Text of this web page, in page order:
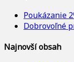
Poukázanie
Dobrovoľné
Najnovší obsah